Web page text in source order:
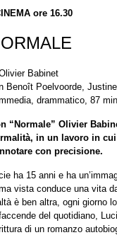
ore 16.30
Babinet
Benoît Poelvoorde,
drammatico, 87
“Normale” Olivier
in un lavoro in
con precisione.
ha 15 anni e ha
vista conduce una vita
è ben altra, ogni giorno
del quotidiano,
di un romanzo